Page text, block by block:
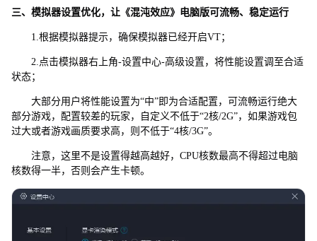
三、模拟器设置优化，让《混沌效应》电脑版可流畅、稳定运行
1.根据模拟器提示，确保模拟器已经开启VT；
2.点击模拟器右上角-设置中心-高级设置，将性能设置调至合适
状态；
大部分用户将性能设置为“中”即为合适配置，可流畅运行绝大
部分游戏，配置较差的玩家，自定义不低于“2核/2G”，如果游戏包
过大或者游戏画质要求高，则不低于“4核/3G”。
注意，这里不是设置得越高越好，CPU核数最高不得超过电脑
核数得一半，否则会产生卡顿。